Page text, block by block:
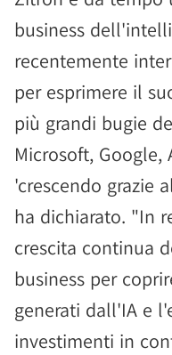
business
recentemente
per esprimere il
più grandi bugie
Microsoft, Google,
'crescendo grazie
ha dichiarato. "In
crescita continua
business per
generati dall'IA e
investimenti in